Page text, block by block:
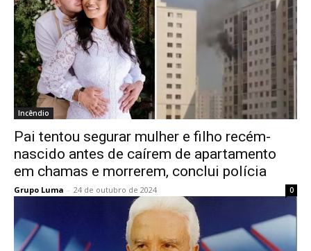
Incêndio
Pai tentou segurar mulher e filho recém-
nascido antes de caírem de apartamento
em chamas e morrerem, conclui polícia
Grupo Luma - 24 de outubro de 2024 0